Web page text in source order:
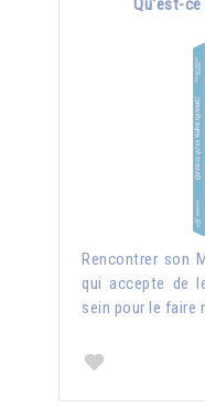
Qu'est-ce
Rencontrer son
qui accepte de
sein pour le faire